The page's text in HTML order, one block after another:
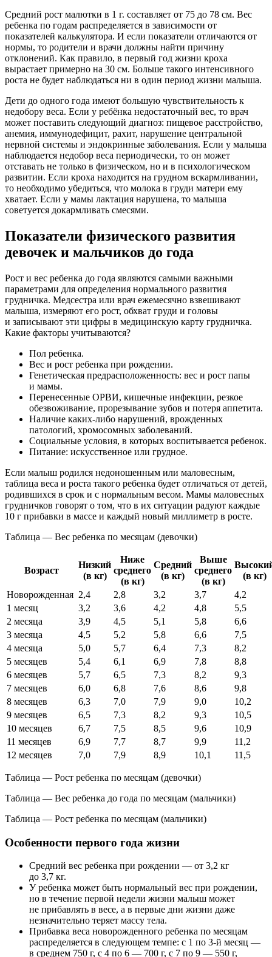
Средний рост малютки в 1 г. составляет от 75 до 78 см. Вес
ребенка по годам распределяется в зависимости от
показателей калькулятора. И если показатели отличаются от
нормы, то родители и врачи должны найти причину
отклонений. Как правило, в первый год жизни кроха
вырастает примерно на 30 см. Больше такого интенсивного
роста не будет наблюдаться ни в один период жизни малыша.
Дети до одного года имеют большую чувствительность к
недобору веса. Если у ребёнка недостаточный вес, то врач
может поставить следующий диагноз: пищевое расстройство,
анемия, иммунодефицит, рахит, нарушение центральной
нервной системы и эндокринные заболевания. Если у малыша
наблюдается недобор веса периодически, то он может
отставать не только в физическом, но и в психологическом
развитии. Если кроха находится на грудном вскармливании,
то необходимо убедиться, что молока в груди матери ему
хватает. Если у мамы лактация нарушена, то малыша
советуется докармливать смесями.
Показатели физического развития
девочек и мальчиков до года
Рост и вес ребенка до года являются самыми важными
параметрами для определения нормального развития
грудничка. Медсестра или врач ежемесячно взвешивают
малыша, измеряют его рост, обхват груди и головы
и записывают эти цифры в медицинскую карту грудничка.
Какие факторы учитываются?
Пол ребенка.
Вес и рост ребенка при рождении.
Генетическая предрасположенность: вес и рост папы
и мамы.
Перенесенные ОРВИ, кишечные инфекции, резкое
обезвоживание, прорезывание зубов и потеря аппетита.
Наличие каких-либо нарушений, врожденных
патологий, хромосомных заболеваний.
Социальные условия, в которых воспитывается ребенок.
Питание: искусственное или грудное.
Если малыш родился недоношенным или маловесным,
таблица веса и роста такого ребенка будет отличаться от детей,
родившихся в срок и с нормальным весом. Мамы маловесных
грудничков говорят о том, что в их ситуации радуют каждые
10 г прибавки в массе и каждый новый миллиметр в росте.
Таблица — Вес ребенка по месяцам (девочки)
Возраст
Низкий
(в кг)
Ниже
среднего
(в кг)
Средний
(в кг)
Выше
среднего
(в кг)
(в кг)
Новорожденная 2,4 2,8 3,2 3,7
4,2
1 месяц
3,2 3,6 4,2 4,8
5,5
2 месяца
3,9 4,5 5,1 5,8
6,6
3 месяца
4,5 5,2 5,8 6,6
7,5
4 месяца
5,0 5,7 6,4 7,3
8,2
5 месяцев
5,4 6,1 6,9 7,8
8,8
6 месяцев
5,7 6,5 7,3 8,2
9,3
7 месяцев
6,0 6,8 7,6 8,6
9,8
8 месяцев
6,3 7,0 7,9 9,0
10,2
9 месяцев
6,5 7,3 8,2 9,3
10,5
10 месяцев
6,7 7,5 8,5 9,6
10,9
11 месяцев
6,9 7,7 8,7 9,9
11,2
12 месяцев
7,0 7,9 8,9 10,1 11,5
Таблица — Рост ребенка по месяцам (девочки)
Таблица — Вес ребенка до года по месяцам (мальчики)
Таблица — Рост ребенка по месяцам (мальчики)
Особенности первого года жизни
Средний вес ребенка при рождении — от 3,2 кг
до 3,7 кг.
У ребенка может быть нормальный вес при рождении,
но в течение первой недели жизни малыш может
не прибавлять в весе, а в первые дни жизни даже
незначительно теряет массу тела.
Прибавка веса новорожденного ребенка по месяцам
распределяется в следующем темпе: с 1 по 3-й месяц —
в среднем 750 г, с 4 по 6 — 700 г, с 7 по 9 — 550 г,